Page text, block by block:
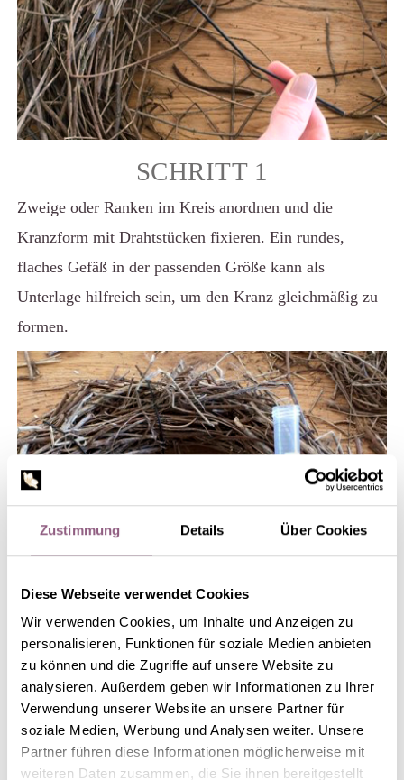
Zustimmung Details Über Cookies
Diese Webseite verwendet Cookies
Wir verwenden Cookies, um Inhalte und Anzeigen zu
personalisieren, Funktionen für soziale Medien anbieten
zu können und die Zugriffe auf unsere Website zu
analysieren. Außerdem geben wir Informationen zu Ihrer
Verwendung unserer Website an unsere Partner für
soziale Medien, Werbung und Analysen weiter. Unsere
Partner führen diese Informationen möglicherweise mit
weiteren Daten zusammen, die Sie ihnen bereitgestellt
SCHRITT 1
Zweige oder Ranken im Kreis anordnen und die
Kranzform mit Drahtstücken fixieren. Ein rundes,
flaches Gefäß in der passenden Größe kann als
Unterlage hilfreich sein, um den Kranz gleichmäßig zu
formen.
SCHRITT 2
Die Reagenzgläser in den Kranz stecken und evtl. mit